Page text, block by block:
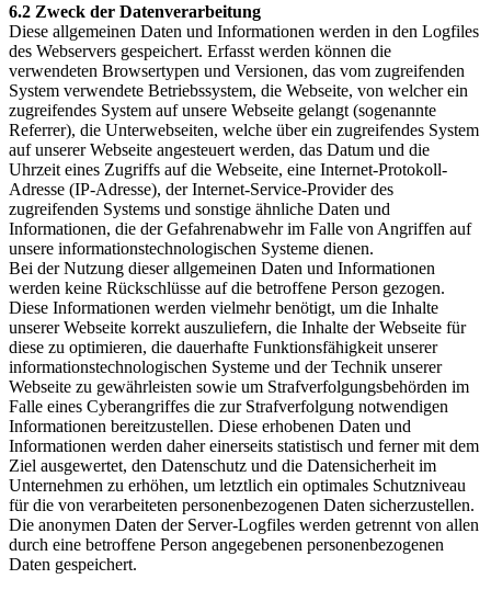
6.2 Zweck der Datenverarbeitung
Diese allgemeinen Daten und Informationen werden in den Logfiles
des Webservers gespeichert. Erfasst werden können die
verwendeten Browsertypen und Versionen, das vom zugreifenden
System verwendete Betriebssystem, die Webseite, von welcher ein
zugreifendes System auf unsere Webseite gelangt (sogenannte
Referrer), die Unterwebseiten, welche über ein zugreifendes System
auf unserer Webseite angesteuert werden, das Datum und die
Uhrzeit eines Zugriffs auf die Webseite, eine Internet-Protokoll-
Adresse (IP-Adresse), der Internet-Service-Provider des
zugreifenden Systems und sonstige ähnliche Daten und
Informationen, die der Gefahrenabwehr im Falle von Angriffen auf
unsere informationstechnologischen Systeme dienen.
Bei der Nutzung dieser allgemeinen Daten und Informationen
werden keine Rückschlüsse auf die betroffene Person gezogen.
Diese Informationen werden vielmehr benötigt, um die Inhalte
unserer Webseite korrekt auszuliefern, die Inhalte der Webseite für
diese zu optimieren, die dauerhafte Funktionsfähigkeit unserer
informationstechnologischen Systeme und der Technik unserer
Webseite zu gewährleisten sowie um Strafverfolgungsbehörden im
Falle eines Cyberangriffes die zur Strafverfolgung notwendigen
Informationen bereitzustellen. Diese erhobenen Daten und
Informationen werden daher einerseits statistisch und ferner mit dem
Ziel ausgewertet, den Datenschutz und die Datensicherheit im
Unternehmen zu erhöhen, um letztlich ein optimales Schutzniveau
für die von verarbeiteten personenbezogenen Daten sicherzustellen.
Die anonymen Daten der Server-Logfiles werden getrennt von allen
durch eine betroffene Person angegebenen personenbezogenen
Daten gespeichert.